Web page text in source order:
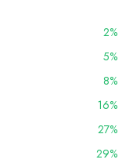
2%
5%
8%
16%
27%
29%